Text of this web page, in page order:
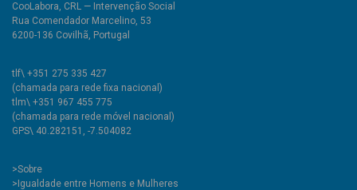
CooLabora, CRL — Intervenção Social
Rua Comendador Marcelino, 53
6200-136 Covilhã, Portugal
tlf\ +351 275 335 427
(chamada para rede fixa nacional)
tlm\ +351 967 455 775
(chamada para rede móvel nacional)
GPS\ 40.282151, -7.504082
>Sobre
>Igualdade entre Homens e Mulheres